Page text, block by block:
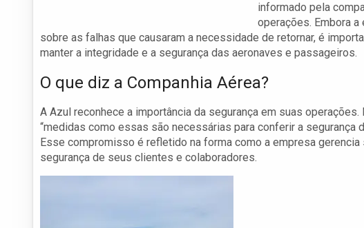
informado pela
operações. Embora
sobre as falhas que causaram a necessidade de retornar, é
manter a integridade e a segurança das aeronaves e passageiros.
O que diz a Companhia Aérea?
A Azul reconhece a importância da segurança em suas
“medidas como essas são necessárias para conferir a segurança
Esse compromisso é refletido na forma como a empresa
segurança de seus clientes e colaboradores.